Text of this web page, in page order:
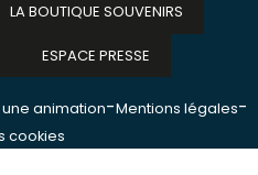
animation-Mentions légales-
cookies
LA BOUTIQUE SOUVENIRS
ESPACE PRESSE